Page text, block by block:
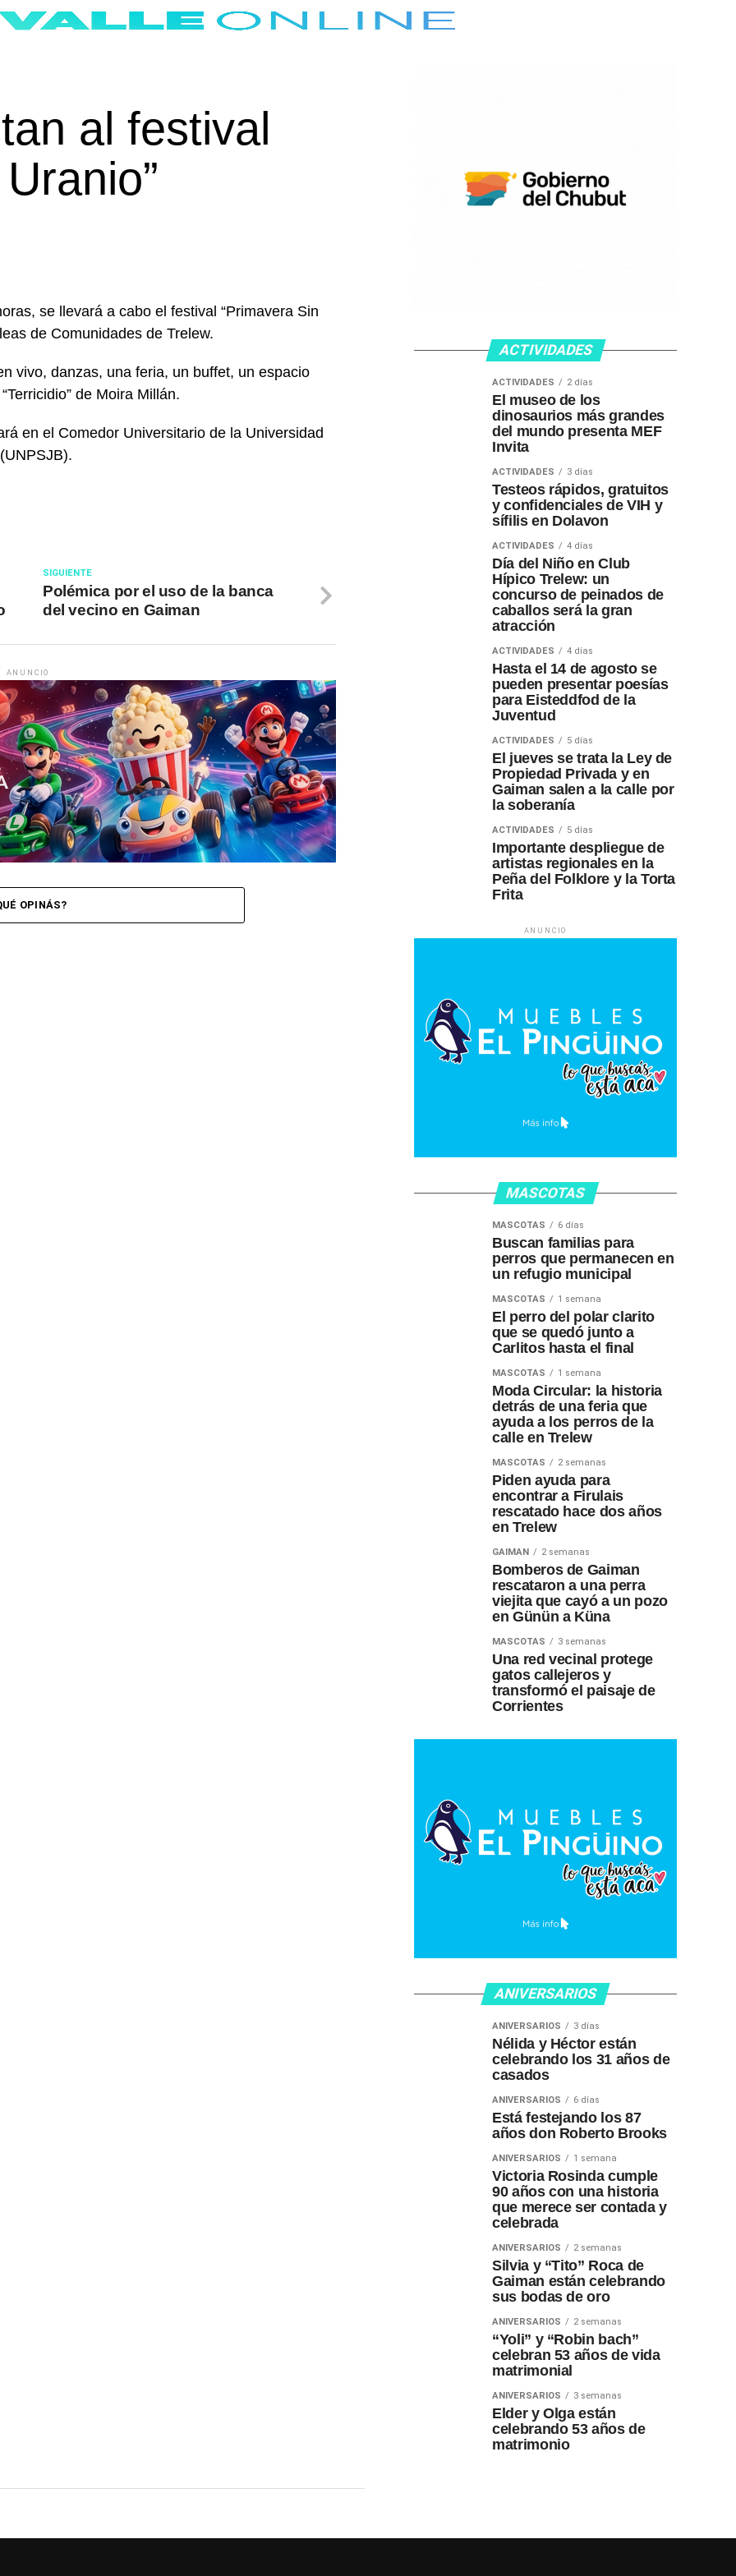
al festival
se llevará a cabo el festival “Primavera Sin
de Comunidades de Trelew.
vivo, danzas, una feria, un buffet, un espacio
de Moira Millán.
en el Comedor Universitario de la Universidad
SIGUIENTE
Polémica por el uso de la banca
del vecino en Gaiman
ANUNCIO
OPINÁS?
ACTIVIDADES
ACTIVIDADES 2 días
El museo de los
dinosaurios más grandes
del mundo presenta MEF
Invita
ACTIVIDADES 3 días
Testeos rápidos, gratuitos
y confidenciales de VIH y
sífilis en Dolavon
ACTIVIDADES 4 días
Día del Niño en Club
Hípico Trelew: un
concurso de peinados de
caballos será la gran
atracción
ACTIVIDADES 4 días
Hasta el 14 de agosto se
pueden presentar poesías
para Eisteddfod de la
Juventud
ACTIVIDADES 5 días
El jueves se trata la Ley de
Propiedad Privada y en
Gaiman salen a la calle por
la soberanía
ACTIVIDADES 5 días
Importante despliegue de
artistas regionales en la
Peña del Folklore y la Torta
Frita
ANUNCIO
MASCOTAS
MASCOTAS 6 días
Buscan familias para
perros que permanecen en
un refugio municipal
MASCOTAS 1 semana
El perro del polar clarito
que se quedó junto a
Carlitos hasta el final
MASCOTAS 1 semana
Moda Circular: la historia
detrás de una feria que
ayuda a los perros de la
calle en Trelew
MASCOTAS 2 semanas
Piden ayuda para
encontrar a Firulais
rescatado hace dos años
en Trelew
GAIMAN 2 semanas
Bomberos de Gaiman
rescataron a una perra
viejita que cayó a un pozo
en Günün a Küna
MASCOTAS 3 semanas
Una red vecinal protege
gatos callejeros y
transformó el paisaje de
Corrientes
ANIVERSARIOS
ANIVERSARIOS 3 días
Nélida y Héctor están
celebrando los 31 años de
casados
ANIVERSARIOS 6 días
Está festejando los 87
años don Roberto Brooks
ANIVERSARIOS 1 semana
Victoria Rosinda cumple
90 años con una historia
que merece ser contada y
celebrada
ANIVERSARIOS 2 semanas
Silvia y “Tito” Roca de
Gaiman están celebrando
sus bodas de oro
ANIVERSARIOS 2 semanas
“Yoli” y “Robin bach”
celebran 53 años de vida
matrimonial
ANIVERSARIOS 3 semanas
Elder y Olga están
celebrando 53 años de
matrimonio